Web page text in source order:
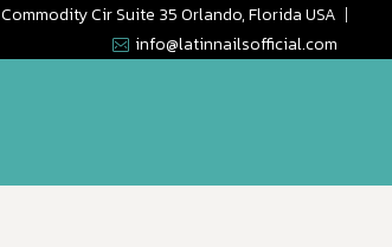
Commodity Cir Suite 35 Orlando, Florida USA
info@latinnailsofficial.com